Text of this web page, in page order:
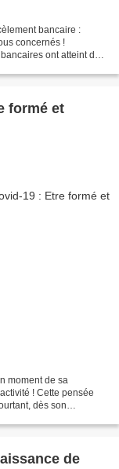
bancaire :
concernés !
ont atteint des
formé et
moment de sa
! Cette pensée
dès son